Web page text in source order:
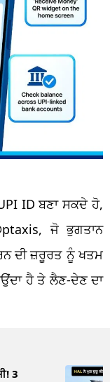
ID ਬਣਾ ਸਕਦੇ ਹੋ,
ਜੋ ਭੁਗਤਾਨ
ਦੀ ਜ਼ਰੂਰਤ ਨੂੰ ਖਤਮ
ਹੈ ਤੇ ਲੈਣ-ਦੇਣ ਦਾ
3